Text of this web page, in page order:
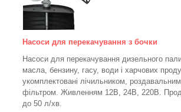
Насоси для перекачування з бочки
Насоси для перекачування дизельного
масла, бензину, гасу, води і харчових
укомплектовані лічильником, роздавальним
фільтром. Живленням 12В, 24В, 220В.
до 50 л/хв.